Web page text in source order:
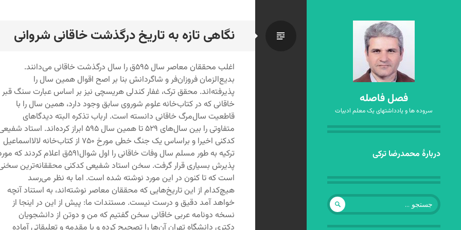
فصل فاصله
سروده ها و یادداشتهای یک معلم ادبیات
رفتن
نوشته‌ها
دربارهٔ محمدرضا ترکی
جستجو
برای:
نگاهی تازه به تاریخ درگذشت خاقانی شروانیاستاندارد
اغلب محققان معاصر سال ۵۹۵ق را سال درگذشت خاقانی می‌دانند.
بدیع‌الزمان فروزان‌فر و شاگردانش بنا بر اصح اقوال همین سال را
پذیرفته‌اند. محقق ترک، غفار کندلی هریسچی نیز بر اساس عبارت سنگ قبر
خاقانی که در کتاب‌خانه علوم شوروی سابق وجود دارد، همین سال را با
قاطعیت سال‌مرگ خاقانی دانسته است. ارباب تذکره البته دیدگا‌های
متفاوتی را بین سال‌های ۵۲۹ تا همین سال ۵۹۵ ابراز کرده‌اند. استاد
کدکنی اخیرا و براساس یک جنگ خطی مورخ ۷۵۰ از کتاب‌خانه لالااسماعیل
ترکیه به طور مسلم سال وفات خاقانی را اول شوال۵۹۱ق اعلام کردند که
پذیرش بسیاری قرار گرفت. سخن استاد شفیعی کدکنی محققانه‌ترین
است که تا کنون در این مورد نوشته شده است. اما به نظر می‌رسد
هیچ‌کدام از این تاریخ‌هایی که محققان معاصر نوشته‌اند، به استناد آنچه
خواهد آمد دقیق و درست نیست. مستندات ما: پیش از این در اینجا از
نسخه دونامه عربی خاقانی سخن گفتیم که من و دوتن از دانشجویان